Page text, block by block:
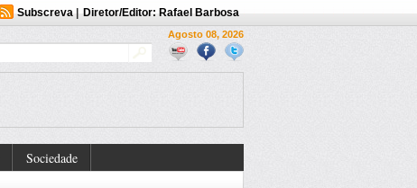
Subscreva| Diretor/Editor: Rafael Barbosa
Agosto 08, 2026
Sociedade